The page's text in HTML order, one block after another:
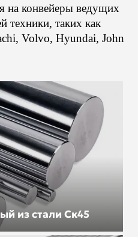
на конвейеры ведущих
техники, таких как
Volvo, Hyundai, John
из стали Ск45